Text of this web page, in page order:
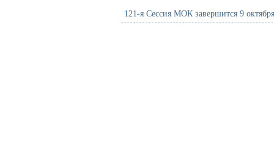
121-я Сессия МОК завершится 9